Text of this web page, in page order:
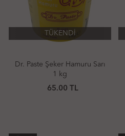
TÜKENDİ
Dr. Paste Şeker Hamuru Sarı
1 kg
65.00 TL